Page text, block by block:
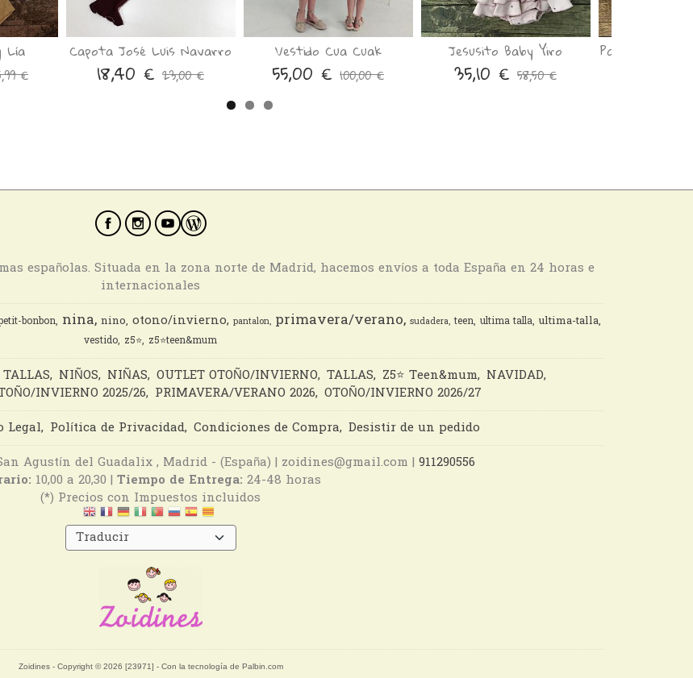
Lía
€
Capota José Luis Navarro
18,40 €23,00 €
Vestido Cua Cuak
55,00 €100,00 €
Jesusito Baby Yiro
35,10 €58,50 €
Pantalón Mon
españolas. Situada en la zona norte de Madrid, hacemos envíos a toda España en 24 horas e
internacionales
bonbon nina nino otono/invierno pantalon primavera/verano sudadera teen ultima talla ultima-talla
vestido z5⭐️ z5⭐️teen&mum
NIÑOS NIÑAS OUTLET OTOÑO/INVIERNO TALLAS Z5⭐️ Teen&mum NAVIDAD
INVIERNO 2025/26 PRIMAVERA/VERANO 2026 OTOÑO/INVIERNO 2026/27
Legal Política de Privacidad Condiciones de Compra Desistir de un pedido
Agustín del Guadalix , Madrid - (España) | zoidines@gmail.com |911290556
10,00 a 20,30 |Tiempo de Entrega:24-48 horas
(*) Precios con Impuestos incluidos
Zoidines- Copyright © 2026 [23971] - Con la tecnología de Palbin.com